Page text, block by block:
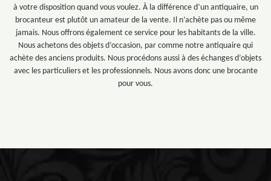
à votre disposition quand vous voulez. À la différence d’un antiquaire, un
brocanteur est plutôt un amateur de la vente. Il n’achète pas ou même
jamais. Nous offrons également ce service pour les habitants de la ville.
Nous achetons des objets d’occasion, par comme notre antiquaire qui
achète des anciens produits. Nous procédons aussi à des échanges d’objets
avec les particuliers et les professionnels. Nous avons donc une brocante
pour vous.